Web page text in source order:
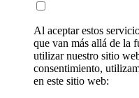
Al aceptar estos
que van más allá de la
utilizar nuestro sitio
consentimiento,
en este sitio web: